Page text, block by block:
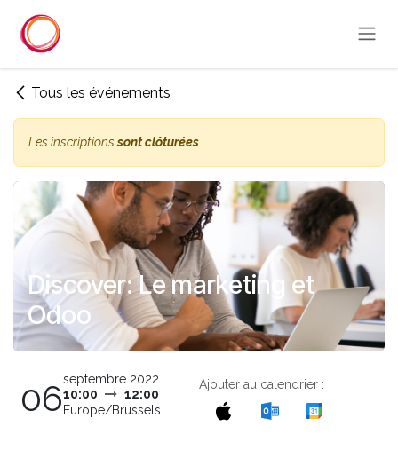
Tous les événements
Les inscriptionssont clôturées
Discover: Le marketing et
Odoo
06septembre 2022
10:00
12:00
Europe/Brussels
Ajouter au calendrier :